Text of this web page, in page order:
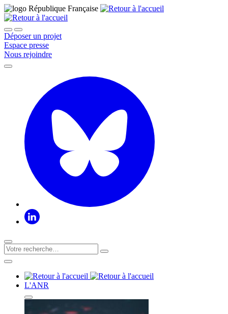
Déposer un projet
Espace presse
Nous rejoindre
L'ANR